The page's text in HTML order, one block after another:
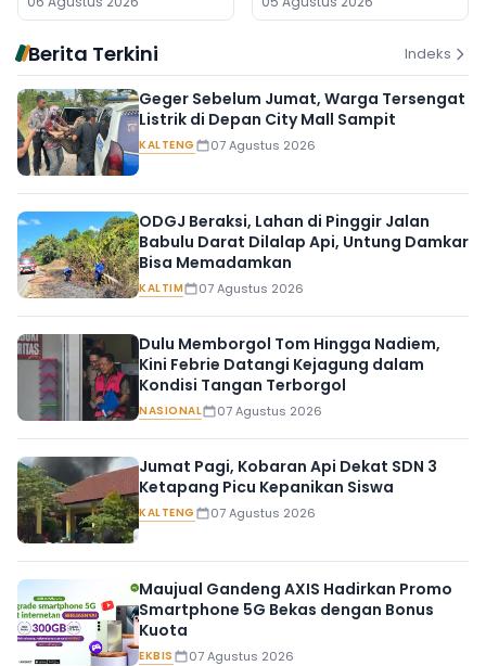
Dibawa
Berita Terkini Indeks
Geger Sebelum Jumat, Warga Tersengat
Listrik di Depan City Mall Sampit
KALTENG 07 Agustus 2026
ODGJ Beraksi, Lahan di Pinggir Jalan
Babulu Darat Dilalap Api, Untung Damkar
Bisa Memadamkan
KALTIM 07 Agustus 2026
Dulu Memborgol Tom Hingga Nadiem,
Kini Febrie Datangi Kejagung dalam
Kondisi Tangan Terborgol
NASIONAL 07 Agustus 2026
Jumat Pagi, Kobaran Api Dekat SDN 3
Ketapang Picu Kepanikan Siswa
KALTENG 07 Agustus 2026
Maujual Gandeng AXIS Hadirkan Promo
Smartphone 5G Bekas dengan Bonus
Kuota
EKBIS 07 Agustus 2026